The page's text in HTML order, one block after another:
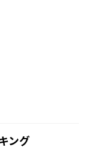
ング